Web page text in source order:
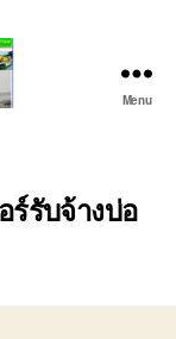
Menu
ร์รับจ้างบ่อ